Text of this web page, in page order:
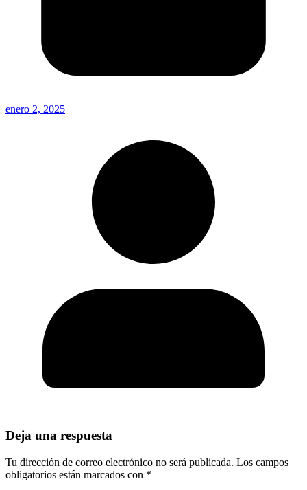
enero 2, 2025
Deja una respuesta
Tu dirección de correo electrónico no será publicada. Los campos
obligatorios están marcados con *